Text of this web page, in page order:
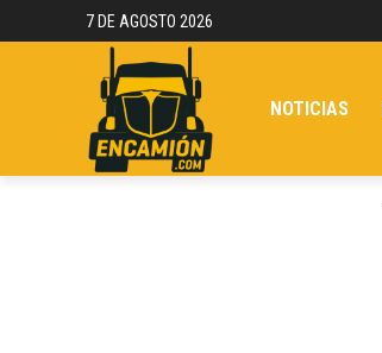
7 DE AGOSTO 2026
NOTICIAS